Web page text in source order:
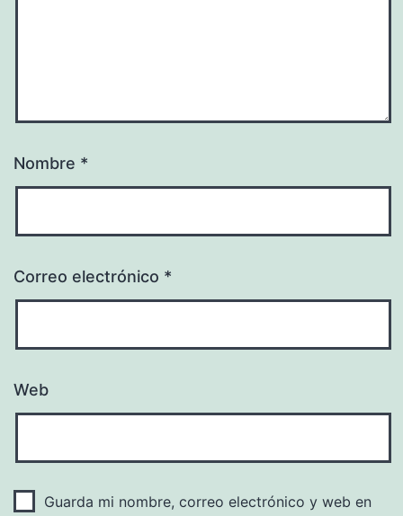
Nombre *
Correo electrónico *
Web
Guarda mi nombre, correo electrónico y web en